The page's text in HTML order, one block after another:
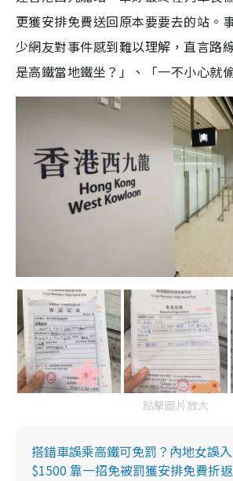
更獲安排免費送回原本要要去的站。
少網友對事件感到難以理解，直言路
是高鐵當地鐵坐？」、「一不小心就
點擊圖片放大
搭錯車誤乘高鐵可免罰？內地女誤
$1500 靠一招免被罰獲安排免費折返